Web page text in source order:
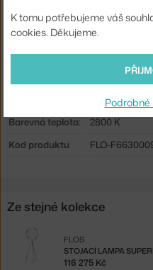
Patice / zdroj:
vestavěný LED
Stmívatelné:
ano
nepřímé
ano,
Barevná teplota:
2800 K
Kód produktu
FLO-
Ze stejné kolekce
STOJACÍ LAMPA
FLOS
116 275 Kč
K tomu potřebujeme váš
cookies. Děkujeme.